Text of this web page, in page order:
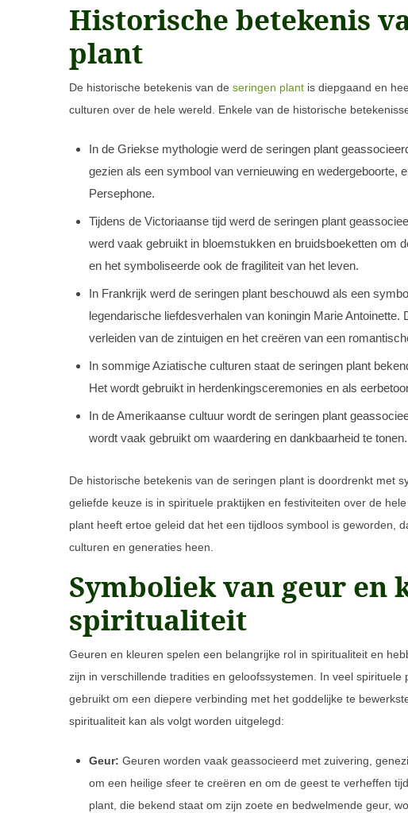
Historische betekenis
plant
De historische betekenis van de seringen plant is diepgaand en
culturen over de hele wereld. Enkele van de historische
In de Griekse mythologie werd de seringen plant
gezien als een symbool van vernieuwing en wedergeboorte,
Persephone.
Tijdens de Victoriaanse tijd werd de seringen plant
werd vaak gebruikt in bloemstukken en bruidsboeketten om
en het symboliseerde ook de fragiliteit van het leven.
In Frankrijk werd de seringen plant beschouwd als een
legendarische liefdesverhalen van koningin Marie
verleiden van de zintuigen en het creëren van een
In sommige Aziatische culturen staat de seringen plant
Het wordt gebruikt in herdenkingsceremonies en als
In de Amerikaanse cultuur wordt de seringen plant
wordt vaak gebruikt om waardering en dankbaarheid te tonen.
De historische betekenis van de seringen plant is doordrenkt met
geliefde keuze is in spirituele praktijken en festiviteiten over de
plant heeft ertoe geleid dat het een tijdloos symbool is geworden,
culturen en generaties heen.
Symboliek van geur en
spiritualiteit
Geuren en kleuren spelen een belangrijke rol in spiritualiteit en
zijn in verschillende tradities en geloofssystemen. In veel
gebruikt om een diepere verbinding met het goddelijke te
spiritualiteit kan als volgt worden uitgelegd:
Geur: Geuren worden vaak geassocieerd met zuivering,
om een heilige sfeer te creëren en om de geest te verheffen
plant, die bekend staat om zijn zoete en bedwelmende geur,